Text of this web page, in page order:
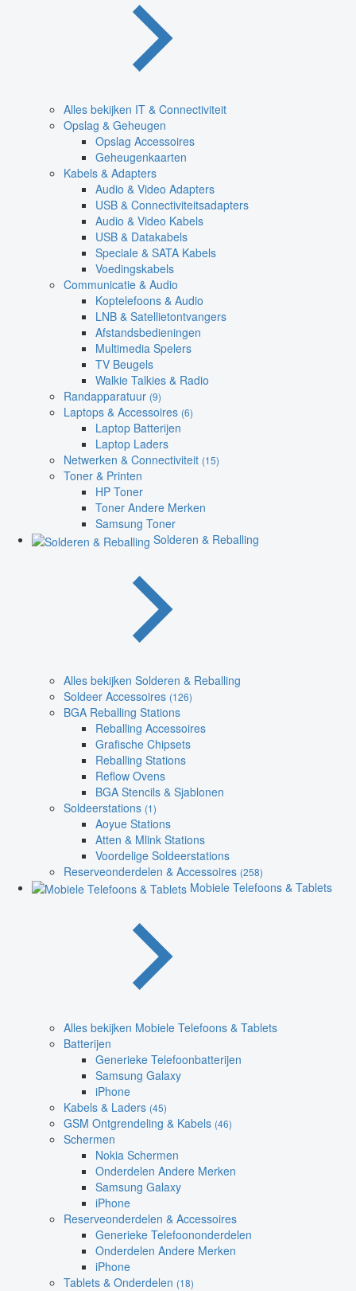
Alles bekijken IT & Connectiviteit
Opslag & Geheugen
Opslag Accessoires
Geheugenkaarten
Kabels & Adapters
Audio & Video Adapters
USB & Connectiviteitsadapters
Audio & Video Kabels
USB & Datakabels
Speciale & SATA Kabels
Voedingskabels
Communicatie & Audio
Koptelefoons & Audio
LNB & Satellietontvangers
Afstandsbedieningen
Multimedia Spelers
TV Beugels
Walkie Talkies & Radio
Randapparatuur (9)
Laptops & Accessoires (6)
Laptop Batterijen
Laptop Laders
Netwerken & Connectiviteit (15)
Toner & Printen
HP Toner
Toner Andere Merken
Samsung Toner
Solderen & Reballing
Alles bekijken Solderen & Reballing
Soldeer Accessoires (126)
BGA Reballing Stations
Reballing Accessoires
Grafische Chipsets
Reballing Stations
Reflow Ovens
BGA Stencils & Sjablonen
Soldeerstations (1)
Aoyue Stations
Atten & Mlink Stations
Voordelige Soldeerstations
Reserveonderdelen & Accessoires (258)
Mobiele Telefoons & Tablets
Alles bekijken Mobiele Telefoons & Tablets
Batterijen
Generieke Telefoonbatterijen
Samsung Galaxy
iPhone
Kabels & Laders (45)
GSM Ontgrendeling & Kabels (46)
Schermen
Nokia Schermen
Onderdelen Andere Merken
Samsung Galaxy
iPhone
Reserveonderdelen & Accessoires
Generieke Telefoononderdelen
Onderdelen Andere Merken
iPhone
Tablets & Onderdelen (18)